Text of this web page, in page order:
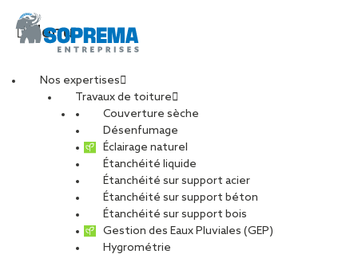
Menu
Nos expertises
Travaux de toiture
Couverture sèche
Désenfumage
Éclairage naturel
Étanchéité liquide
Étanchéité sur support acier
Étanchéité sur support béton
Étanchéité sur support bois
Gestion des Eaux Pluviales (GEP)
Hygrométrie
soarchi
PARTAGER
14 octobre 2024